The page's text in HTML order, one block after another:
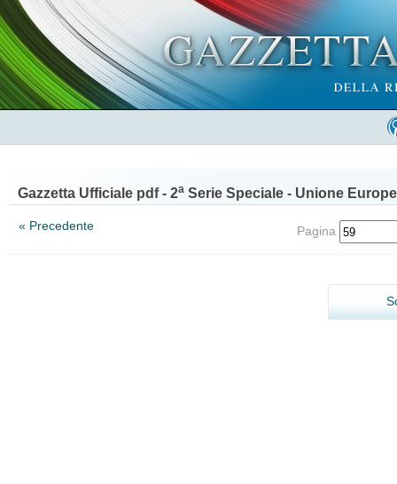
Gazzetta Ufficiale pdf - 2a Serie Speciale - Unione
« Precedente Pagina